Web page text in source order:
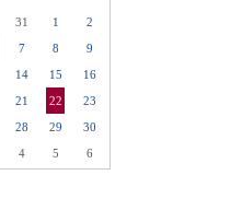
31 1
2
7 8
9
14 15
16
21 22
23
28 29
30
4 5 6